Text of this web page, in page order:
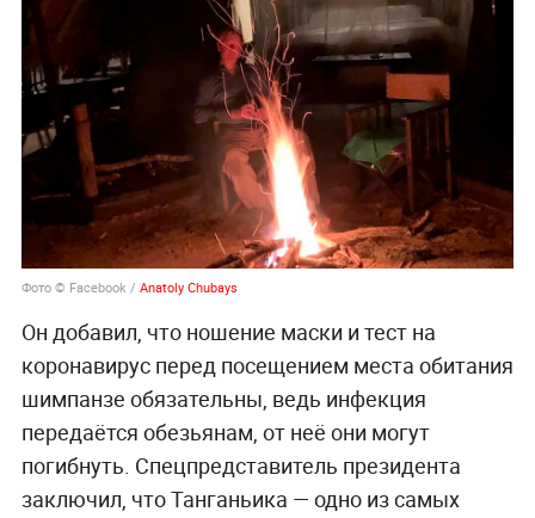
Фото © Facebook / Anatoly Chubays
Он добавил, что ношение маски и тест на
коронавирус перед посещением места обитания
шимпанзе обязательны, ведь инфекция
передаётся обезьянам, от неё они могут
погибнуть. Спецпредставитель президента
заключил, что Танганьика — одно из самых